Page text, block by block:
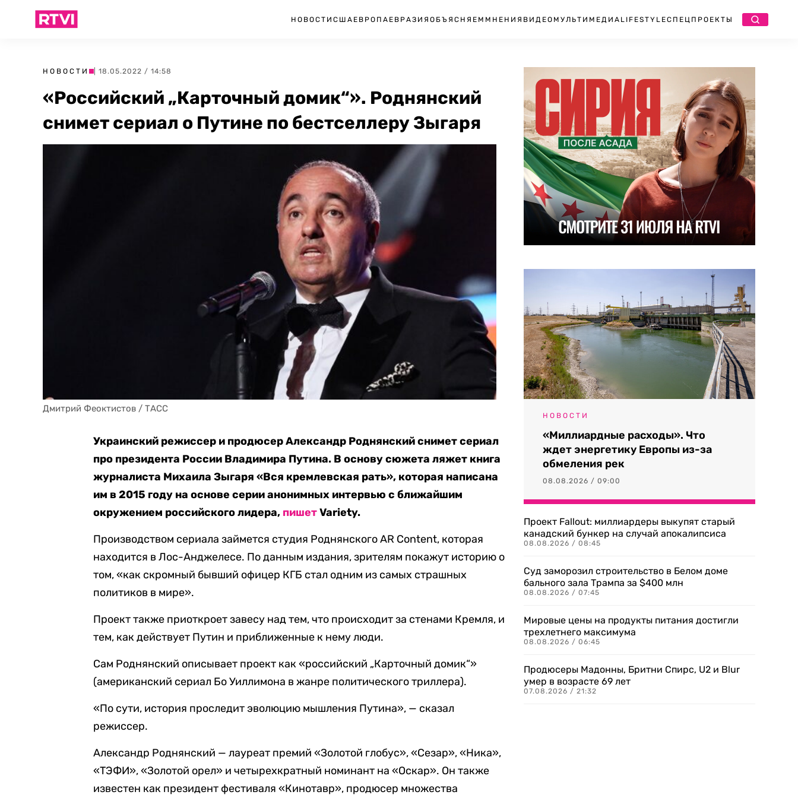
НОВОСТИ США ЕВРОПА ЕВРАЗИЯ ОБЪЯСНЯЕМ МНЕНИЯ ВИДЕО МУЛЬТИМЕДИА LIFESTYLEСПЕЦПРОЕКТЫ
НОВОСТИ | 18.05.2022 / 14:58
«Российский „Карточный домик“». Роднянский
снимет сериал о Путине по бестселлеру Зыгаря
Дмитрий Феоктистов / ТАСС
Украинский режиссер и продюсер Александр Роднянский снимет сериал
про президента России Владимира Путина. В основу сюжета ляжет книга
журналиста Михаила Зыгаря «Вся кремлевская рать», которая написана
им в 2015 году на основе серии анонимных интервью с ближайшим
окружением российского лидера, пишетVariety.
Производством сериала займется студия Роднянского AR Content, которая
находится в Лос-Анджелесе. По данным издания, зрителям покажут историю о
том, «как скромный бывший офицер КГБ стал одним из самых страшных
политиков в мире».
Проект также приоткроет завесу над тем, что происходит за стенами Кремля, и
тем, как действует Путин и приближенные к нему люди.
Сам Роднянский описывает проект как «российский „Карточный домик“»
(американский сериал Бо Уиллимона в жанре политического триллера).
«По сути, история проследит эволюцию мышления Путина», — сказал
режиссер.
Александр Роднянский — лауреат премий «Золотой глобус», «Сезар», «Ника»,
«ТЭФИ», «Золотой орел» и четырехкратный номинант на «Оскар». Он также
известен как президент фестиваля «Кинотавр», продюсер множества
НОВОСТИ
«Миллиардные расходы». Что
ждет энергетику Европы из-за
обмеления рек
08.08.2026 / 09:00
Проект Fallout: миллиардеры выкупят старый
канадский бункер на случай апокалипсиса
08.08.2026 / 08:45
Суд заморозил строительство в Белом доме
бального зала Трампа за $400 млн
08.08.2026 / 07:45
Мировые цены на продукты питания достигли
трехлетнего максимума
08.08.2026 / 06:45
Продюсеры Мадонны, Бритни Спирс, U2 и Blur
умер в возрасте 69 лет
07.08.2026 / 21:32